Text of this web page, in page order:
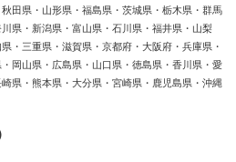
田県・山形県・福島県・茨城県・栃木県・群馬
県・新潟県・富山県・石川県・福井県・山梨
・三重県・滋賀県・京都府・大阪府・兵庫県・
岡山県・広島県・山口県・徳島県・香川県・愛
県・熊本県・大分県・宮崎県・鹿児島県・沖縄